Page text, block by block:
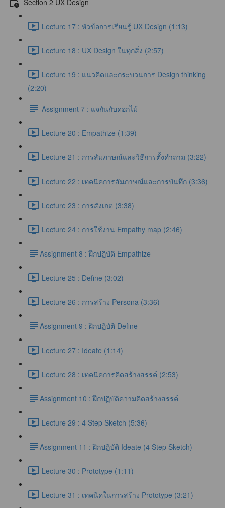
Lecture 17 : หัวข้อการเรียนรู้ UX Design (1:13)
Lecture 18 : UX Design ในทุกสิ่ง (2:57)
Lecture 19 : แนวคิดและกระบวนการ Design thinking
(2:20)
Assignment 7 : แจกันกับดอกไม้
Lecture 20 : Empathize (1:39)
Lecture 21 : การสัมภาษณ์และวิธีการตั้งคำถาม (3:22)
Lecture 22 : เทคนิคการสัมภาษณ์และการบันทึก (3:36)
Lecture 23 : การสังเกต (3:38)
Lecture 24 : การใช้งาน Empathy map (2:46)
​Assignment 8 : ฝึกปฏิบัติ Empathize
Lecture 25 : Define (3:02)
Lecture 26 : การสร้าง Persona (3:36)
​Assignment 9 : ฝึกปฏิบัติ Define
Lecture 27 : Ideate (1:14)
Lecture 28 : เทคนิคการคิดสร้างสรรค์ (2:53)
​Assignment 10 : ฝึกปฏิบัติความคิดสร้างสรรค์
Lecture 29 : 4 Step Sketch (5:36)
​Assignment 11 : ฝึกปฏิบัติ Ideate (4 Step Sketch)
Lecture 30 : Prototype (1:11)
Lecture 31 : เทคนิคในการสร้าง Prototype (3:21)